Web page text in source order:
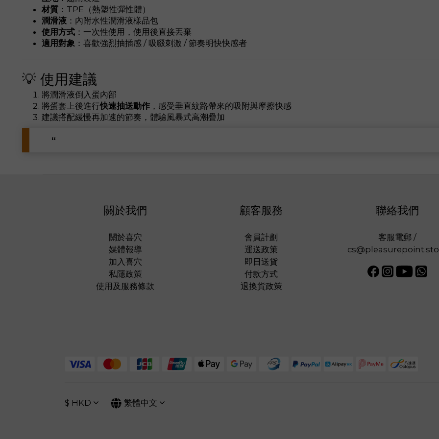
材質 ：TPE（熱塑性彈性體）
潤滑液 ：內附水性潤滑液樣品包
使用方式 ：一次性使用，使用後直接丟棄
適用對象 ：喜歡強烈抽插感 / 吸啜刺激 / 節奏明快快感者
💡 使用建議
將潤滑液倒入蛋內部
將蛋套上後進行快速抽送動作 ，感受垂直紋路帶來的吸附與摩擦快感
建議搭配緩慢再加速的節奏，體驗風暴式高潮疊加
關於我們
關於喜穴
媒體報導
加入喜穴
私隱政策
使用及服務條款
顧客服務
會員計劃
運送政策
即日送貨
付款方式
退換貨政策
聯絡我們
客服電郵 /
$ HKD 繁體中文